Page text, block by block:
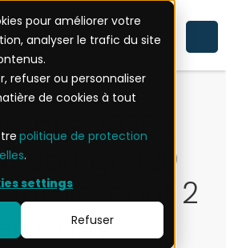
pour améliorer votre
analyser le trafic du site
refuser ou personnaliser
de cookies à tout
politique de protection
.
settings
Refuser
ACTUALITÉ
2025 :
corrige 120
dont 2
zero-day